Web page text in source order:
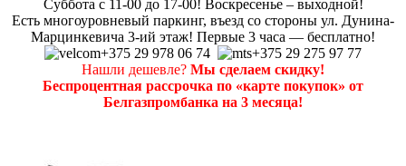
Суббота с 11-00 до 17-00! Воскресенье – выходной!
Есть многоуровневый паркинг, въезд со стороны ул. Дунина-
Марцинкевича 3-ий этаж! Первые 3 часа — бесплатно!
+375 29 978 06 74
+375 29 275 97 77
Нашли дешевле? Мы сделаем скидку!
Беспроцентная рассрочка по «карте покупок» от
Белгазпромбанка на 3 месяца!